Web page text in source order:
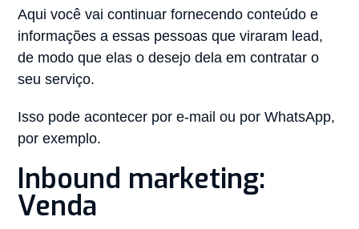
Aqui você vai continuar fornecendo conteúdo e
informações a essas pessoas que viraram lead,
de modo que elas o desejo dela em contratar o
seu serviço.
Isso pode acontecer por e-mail ou por WhatsApp,
por exemplo.
Inbound marketing:
Venda